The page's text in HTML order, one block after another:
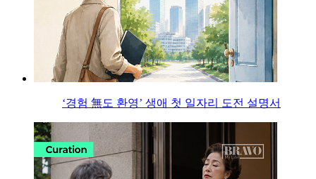
‘경험 無도 환영’ 생애 첫 일자리 도전 설명서